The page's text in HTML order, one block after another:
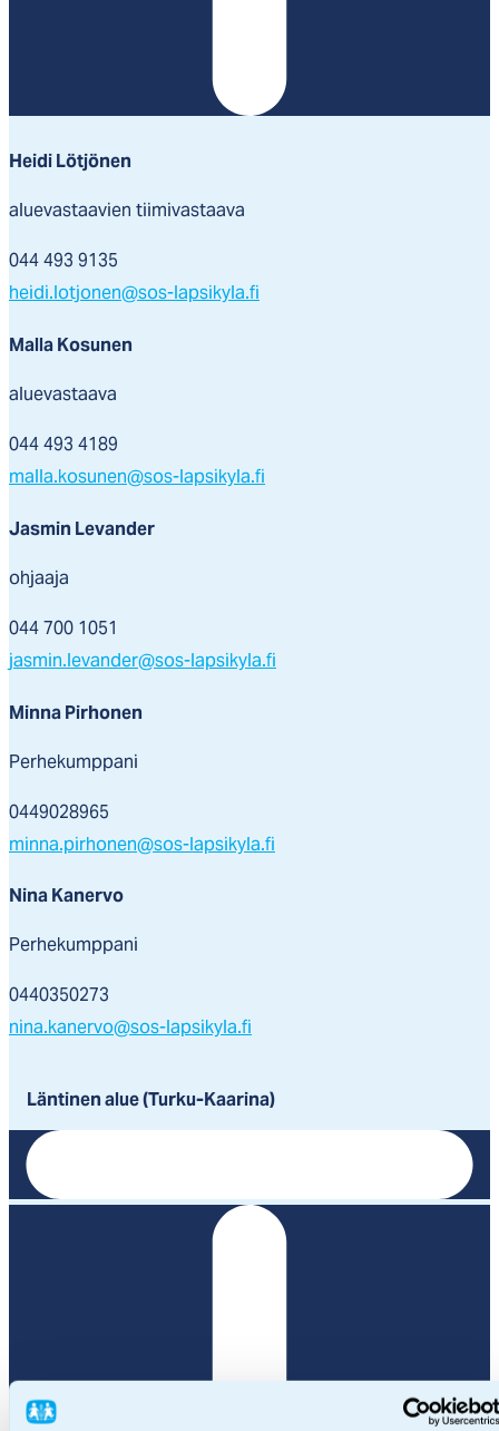
Heidi Lötjönen
aluevastaavien tiimivastaava
044 493 9135
heidi.lotjonen@sos-lapsikyla.fi
Malla Kosunen
aluevastaava
044 493 4189
malla.kosunen@sos-lapsikyla.fi
Jasmin Levander
ohjaaja
044 700 1051
jasmin.levander@sos-lapsikyla.fi
Minna Pirhonen
Perhekumppani
0449028965
minna.pirhonen@sos-lapsikyla.fi
Nina Kanervo
Perhekumppani
0440350273
nina.kanervo@sos-lapsikyla.fi
Läntinen alue (Turku-Kaarina)